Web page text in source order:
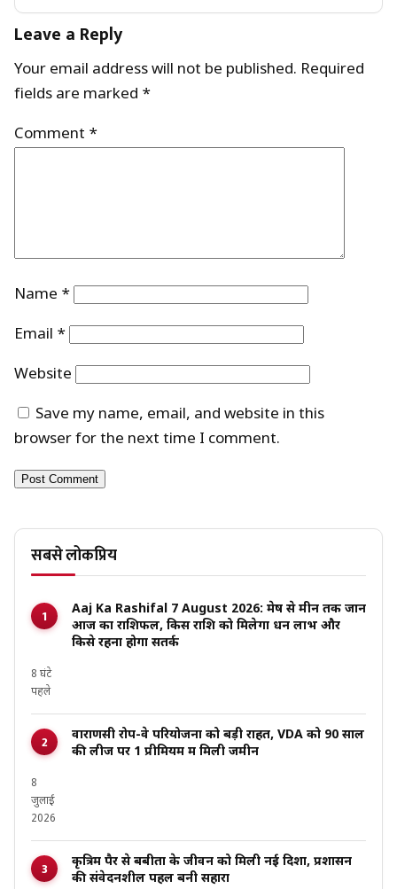
Leave a Reply
Your email address will not be published. Required
fields are marked *
Comment *
Name *
Email *
Website
Save my name, email, and website in this
browser for the next time I comment.
सबसे लोकप्रिय
Aaj Ka Rashifal 7 August 2026: मेष से मीन तक जानें
आज का राशिफल, किस राशि को मिलेगा धन लाभ और
किसे रहना होगा सतर्क
8 घंटे
पहले
वाराणसी रोप-वे परियोजना को बड़ी राहत, VDA को 90 साल
की लीज पर ₹1 प्रीमियम में मिली जमीन
8
जुलाई
2026
कृत्रिम पैर से बबीता के जीवन को मिली नई दिशा, प्रशासन
की संवेदनशील पहल बनी सहारा